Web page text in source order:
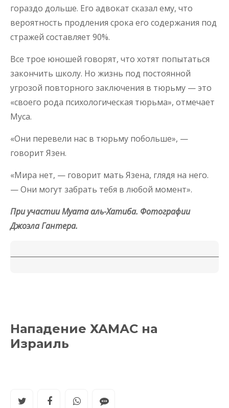
гораздо дольше. Его адвокат сказал ему, что
вероятность продления срока его содержания под
стражей составляет 90%.
Все трое юношей говорят, что хотят попытаться
закончить школу. Но жизнь под постоянной
угрозой повторного заключения в тюрьму — это
«своего рода психологическая тюрьма», отмечает
Муса.
«Они перевели нас в тюрьму побольше», —
говорит Язен.
«Мира нет, — говорит мать Язена, глядя на него.
— Они могут забрать тебя в любой момент».
При участии Муата аль-Хатиба. Фотографии
Джоэла Гантера.
Нападение ХАМАС на
Израиль